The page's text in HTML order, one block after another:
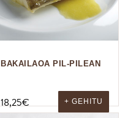
BAKAILAOA PIL-PILEAN
18,25€ + GEHITU